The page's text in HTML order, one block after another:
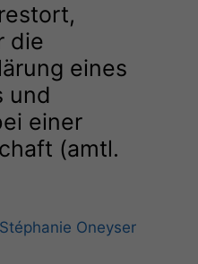
die
eines
und
einer
(amtl.
Stéphanie Oneyser